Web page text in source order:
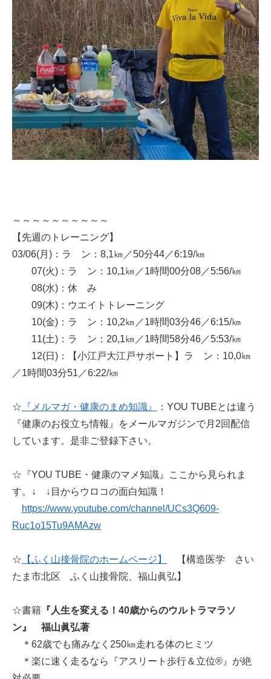
～～～～～～～～～～
【先週のトレーニング】
03/06(月)：ラ ン：8,1㎞／50分44／6:19/㎞
07(火)：ラ ン：10,1㎞／1時間00分08／5:56/㎞
08(水)：休 み
09(木)：ウエイトトレーニング
10(金)：ラ ン：10,2㎞／1時間03分46／6:15/㎞
11(土)：ラ ン：20,1㎞／1時間58分46／5:53/㎞
12(日)：【小江戸大江戸サポート】ラ ン：10,0㎞
／1時間03分51／6:22/㎞
☆ 『メルマガ・健康のまめ知識』
：YOU TUBEとは違う
『健康のお役立ち情報』をメールマガジンで月2回配信
しています。是非ご登録下さい。
☆『YOU TUBE・健康のマメ知識』ここから見られま
す。↓ ↓目からウロコの面白知識！
https://www.youtube.com/channel/UCs3Q609-
Ruc1o15Tu9AMAzw
☆ 【ふく山接骨院のホームページ】
【構造医学 さい
たま市北区 ふく山接骨院、福山眞弘】
☆書籍 『人生を変える！40歳からのウルトラマラソ
ン』
福山眞弘著
＊62歳でも痛みなく250㎞走れる体のヒミツ
＊楽に速く走るなら『アスリート歩行＆立位®』が絶